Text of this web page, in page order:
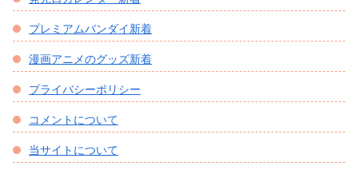
プレミアムバンダイ新着
漫画アニメのグッズ新着
プライバシーポリシー
コメントについて
当サイトについて